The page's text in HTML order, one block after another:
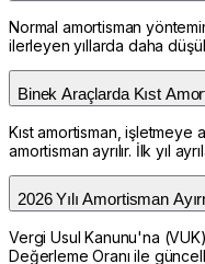
Normal amortisman
ilerleyen yıllarda daha
Binek Araçlarda Kıst
Kıst amortisman, işletmeye
amortisman ayrılır. İlk yıl
2026 Yılı Amortisman
Vergi Usul Kanunu'na
Değerleme Oranı ile